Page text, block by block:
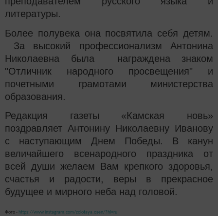
литературы.
Более полувека она посвятила себя детям.
За высокий профессионализм Антонина
Николаевна была награждена знаком
"Отличник народного просвещения" и
почетными грамотами министерства
образования.
Редакция газеты «Камская новь»
поздравляет Антонину Николаевну Иванову
с наступающим Днем Победы. В канун
величайшего всенародного праздника от
всей души желаем Вам крепкого здоровья,
счастья и радости, веры в прекрасное
будущее и мирного неба над головой.
Фото - https://www.instagram.com/zolotaya.osen/?hl=ru